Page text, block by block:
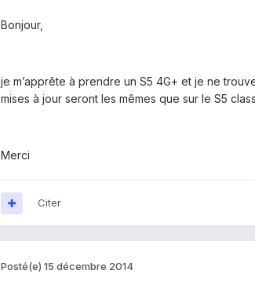
Bonjour,
je m’apprête à prendre un S5 4G+ et je ne
mises à jour seront les mêmes que sur le S5
Merci
Citer
Posté(e) 15 décembre 2014